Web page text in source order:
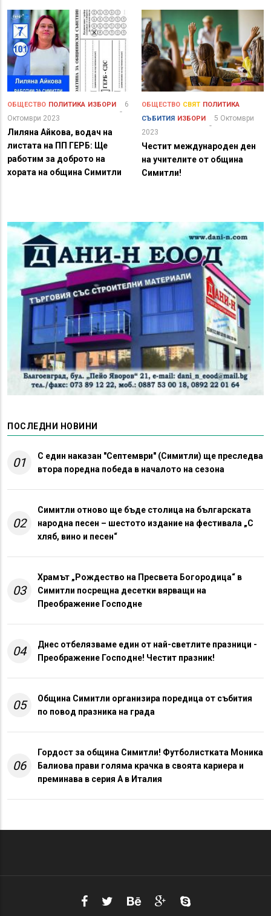
ОБЩЕСТВО ПОЛИТИКА ИЗБОРИ
6
Октомври 2023
Лиляна Айкова, водач на
листата на ПП ГЕРБ: Ще
работим за доброто на
хората на община Симитли
ОБЩЕСТВО СВЯТ ПОЛИТИКА
СЪБИТИЯ
ИЗБОРИ
5 Октомври
2023
Честит международен ден
на учителите от община
Симитли!
ПОСЛЕДНИ НОВИНИ
01
С един наказан "Септември" (Симитли) ще преследва
втора поредна победа в началото на сезона
02
Симитли отново ще бъде столица на българската
народна песен – шестото издание на фестивала „С
хляб, вино и песен“
03
Храмът „Рождество на Пресвета Богородица“ в
Симитли посрещна десетки вярващи на
Преображение Господне
04
Днес отбелязваме един от най-светлите празници -
Преображение Господне! Честит празник!
05
Община Симитли организира поредица от събития
по повод празника на града
06
Гордост за община Симитли! Футболистката Моника
Балиова прави голяма крачка в своята кариера и
преминава в серия А в Италия